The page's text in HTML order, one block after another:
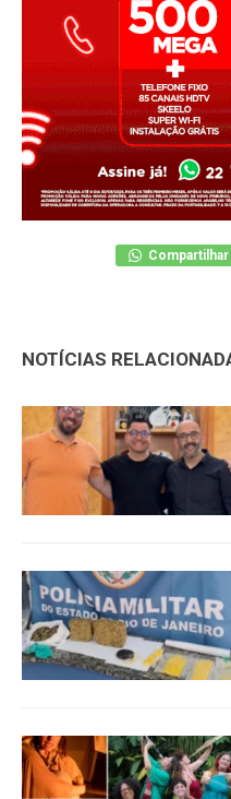
Compartilhar
NOTÍCIAS